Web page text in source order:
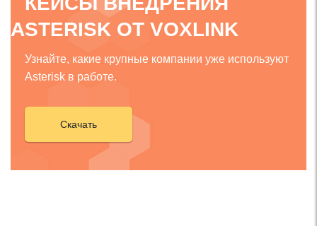
ASTERISK ОТ VOXLINK
Узнайте, какие крупные компании уже используют
Asterisk в работе.
Скачать